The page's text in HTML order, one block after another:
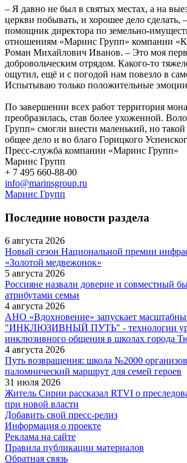
– Я давно не был в святых местах, а на
церкви побывать, и хорошее дело сделать,
помощник директора по земельно-
отношениям «Маринс Групп» компании
Роман Михайлович Иванов. – Это моя
добровольческим отрядом. Какого-то
ощутил, ещё и с погодой нам повезло в
Испытываю только положительные
По завершении всех работ территория
преобразилась, став более ухоженной.
Групп» смогли внести маленький, но
общее дело и во благо Горицкого
Пресс-служба компании «Маринс Групп»
Маринс Групп
+ 7 495 660‑88-00
info@marinsgroup.ru
Маринс Групп
Последние новости раздела
6 августа 2026
Новый сезон Национальной премии
«Золотой медвежонок»
5 августа 2026
Россияне назвали доверие и совместный
атрибутами семьи
4 августа 2026
АНО «Вдохновение» запускает
"ИНКЛЮЗИВНЫЙ ПУТЬ" - технологии
инклюзивного общения в школах города
4 августа 2026
Путь возвращения: школа №2000
паломнический маршрут для семей героев
31 июля 2026
Житель Сирии рассказал RTVI о
при новой власти
Добавить свой пресс-релиз
Информация о проекте
Реклама на сайте
Правила публикации материалов
Обратная связь